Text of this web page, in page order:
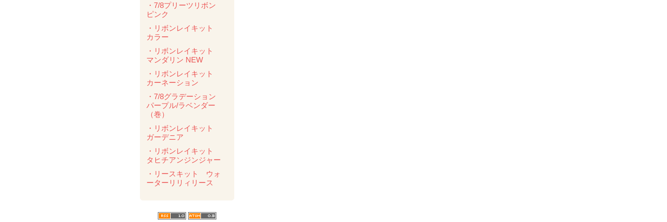
・7/8プリーツリボン
ピンク
・リボンレイキット
カラー
・リボンレイキット
マンダリン NEW
・リボンレイキット
カーネーション
・7/8グラデーション
パープル/ラベンダー
（巻）
・リボンレイキット
ガーデニア
・リボンレイキット
タヒチアンジンジャー
・リースキット ウォ
ーターリリィリース